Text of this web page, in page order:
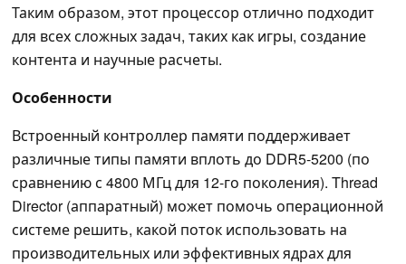
Таким образом, этот процессор отлично подходит
для всех сложных задач, таких как игры, создание
контента и научные расчеты.
Особенности
Встроенный контроллер памяти поддерживает
различные типы памяти вплоть до DDR5-5200 (по
сравнению с 4800 МГц для 12-го поколения). Thread
Director (аппаратный) может помочь операционной
системе решить, какой поток использовать на
производительных или эффективных ядрах для